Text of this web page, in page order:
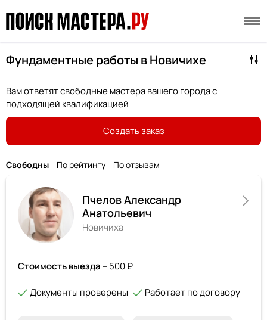
Фундаментные работы в Новичихе
Вам ответят свободные мастера вашего города с
подходящей квалификацией
Создать заказ
Свободны По рейтингу По отзывам
Пчелов Александр
Анатольевич
Новичиха
Стоимость выезда – 500 ₽
Документы проверены Работает по договору